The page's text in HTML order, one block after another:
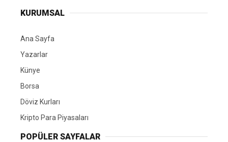
KURUMSAL
Ana Sayfa
Yazarlar
Künye
Borsa
Döviz Kurları
Kripto Para Piyasaları
POPÜLER SAYFALAR